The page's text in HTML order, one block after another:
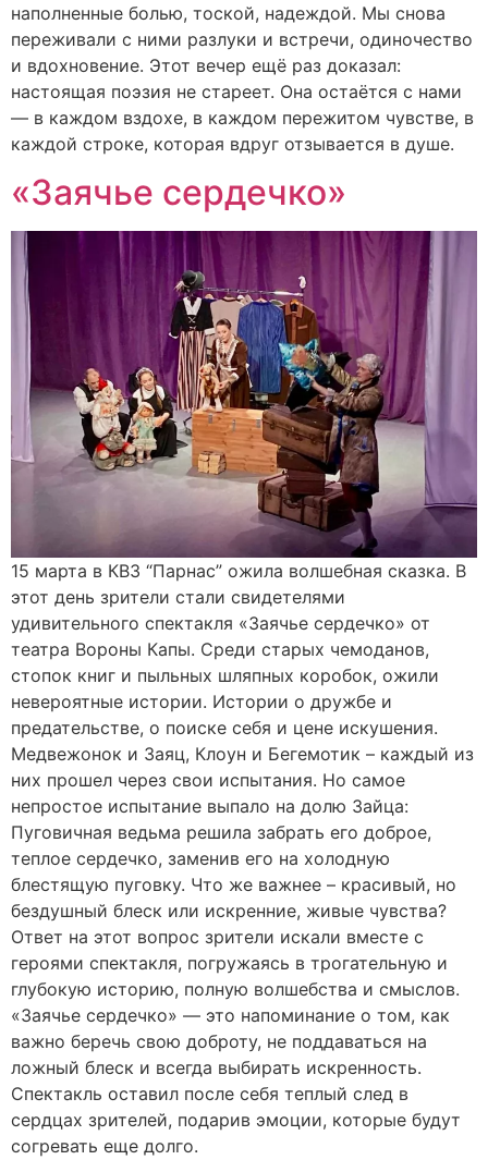
наполненные болью, тоской, надеждой. Мы снова
переживали с ними разлуки и встречи, одиночество
и вдохновение. Этот вечер ещё раз доказал:
настоящая поэзия не стареет. Она остаётся с нами
— в каждом вздохе, в каждом пережитом чувстве, в
каждой строке, которая вдруг отзывается в душе.
«Заячье сердечко»
15 марта в КВЗ “Парнас” ожила волшебная сказка. В
этот день зрители стали свидетелями
удивительного спектакля «Заячье сердечко» от
театра Вороны Капы. Среди старых чемоданов,
стопок книг и пыльных шляпных коробок, ожили
невероятные истории. Истории о дружбе и
предательстве, о поиске себя и цене искушения.
Медвежонок и Заяц, Клоун и Бегемотик – каждый из
них прошел через свои испытания. Но самое
непростое испытание выпало на долю Зайца:
Пуговичная ведьма решила забрать его доброе,
теплое сердечко, заменив его на холодную
блестящую пуговку. Что же важнее – красивый, но
бездушный блеск или искренние, живые чувства?
Ответ на этот вопрос зрители искали вместе с
героями спектакля, погружаясь в трогательную и
глубокую историю, полную волшебства и смыслов.
«Заячье сердечко» — это напоминание о том, как
важно беречь свою доброту, не поддаваться на
ложный блеск и всегда выбирать искренность.
Спектакль оставил после себя теплый след в
сердцах зрителей, подарив эмоции, которые будут
согревать еще долго.